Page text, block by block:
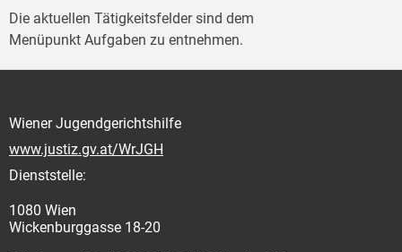
Die aktuellen Tätigkeitsfelder sind dem
Menüpunkt Aufgaben zu entnehmen.
Wiener Jugendgerichtshilfe
www.justiz.gv.at/WrJGH
Dienststelle:
1080 Wien
Wickenburggasse 18-20